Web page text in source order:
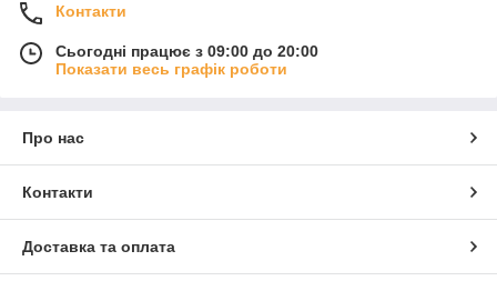
Контакти
Сьогодні працює з 09:00 до 20:00
Показати весь графік роботи
Про нас
Контакти
Доставка та оплата